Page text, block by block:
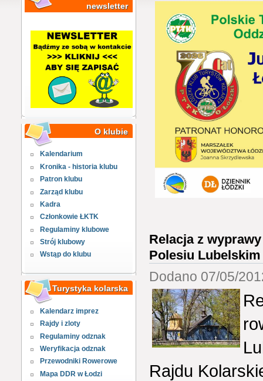
newsletter
O klubie
Kalendarium
Kronika - historia klubu
Patron klubu
Zarząd klubu
Kadra
Członkowie ŁKTK
Regulaminy klubowe
Strój klubowy
Wstąp do klubu
Turystyka kolarska
Kalendarz imprez
Rajdy i zloty
Regulaminy odznak
Weryfikacja odznak
Przewodniki Rowerowe
Mapa DDR w Łodzi
Relacja z
Polesiu Lubelskim
Dodano 07/05/
Rajdu